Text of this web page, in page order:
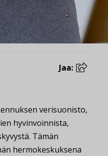
Jaa:
verisuonisto,
hyvinvoinnista,
Tämän
hermokeskuksena